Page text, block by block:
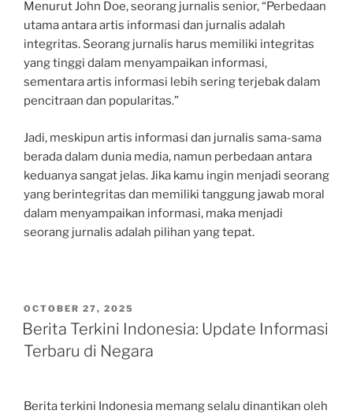
Menurut John Doe, seorang jurnalis senior, “Perbedaan
utama antara artis informasi dan jurnalis adalah
integritas. Seorang jurnalis harus memiliki integritas
yang tinggi dalam menyampaikan informasi,
sementara artis informasi lebih sering terjebak dalam
pencitraan dan popularitas.”
Jadi, meskipun artis informasi dan jurnalis sama-sama
berada dalam dunia media, namun perbedaan antara
keduanya sangat jelas. Jika kamu ingin menjadi seorang
yang berintegritas dan memiliki tanggung jawab moral
dalam menyampaikan informasi, maka menjadi
seorang jurnalis adalah pilihan yang tepat.
POSTED
ON
OCTOBER 27, 2025
Berita Terkini Indonesia: Update Informasi
Terbaru di Negara
Berita terkini Indonesia memang selalu dinantikan oleh